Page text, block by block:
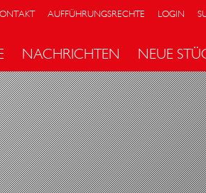
AUFFÜHRUNGSRECHTE LOGIN
NACHRICHTEN NEUE